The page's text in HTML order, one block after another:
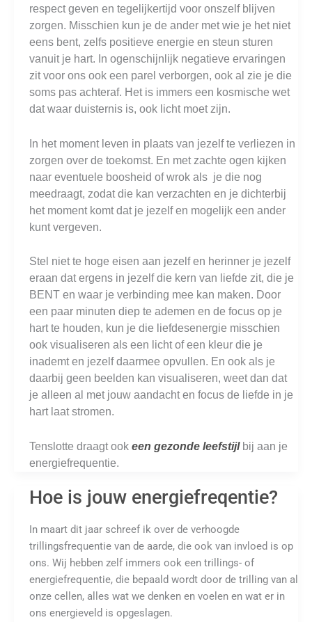
respect geven en tegelijkertijd voor onszelf blijven
zorgen. Misschien kun je de ander met wie je het niet
eens bent, zelfs positieve energie en steun sturen
vanuit je hart. In ogenschijnlijk negatieve ervaringen
zit voor ons ook een parel verborgen, ook al zie je die
soms pas achteraf. Het is immers een kosmische wet
dat waar duisternis is, ook licht moet zijn.
In het moment leven in plaats van jezelf te verliezen in
zorgen over de toekomst. En met zachte ogen kijken
naar eventuele boosheid of wrok als je die nog
meedraagt, zodat die kan verzachten en je dichterbij
het moment komt dat je jezelf en mogelijk een ander
kunt vergeven.
Stel niet te hoge eisen aan jezelf en herinner je jezelf
eraan dat ergens in jezelf die kern van liefde zit, die je
BENT en waar je verbinding mee kan maken. Door
een paar minuten diep te ademen en de focus op je
hart te houden, kun je die liefdesenergie misschien
ook visualiseren als een licht of een kleur die je
inademt en jezelf daarmee opvullen. En ook als je
daarbij geen beelden kan visualiseren, weet dan dat
je alleen al met jouw aandacht en focus de liefde in je
hart laat stromen.
Tenslotte draagt ook een gezonde leefstijlbij aan je
energiefrequentie.
Hoe is jouw energiefreqentie?
In maart dit jaar schreef ik over de verhoogde
trillingsfrequentie van de aarde, die ook van invloed is op
ons. Wij hebben zelf immers ook een trillings- of
energiefrequentie, die bepaald wordt door de trilling van al
onze cellen, alles wat we denken en voelen en wat er in
ons energieveld is opgeslagen.